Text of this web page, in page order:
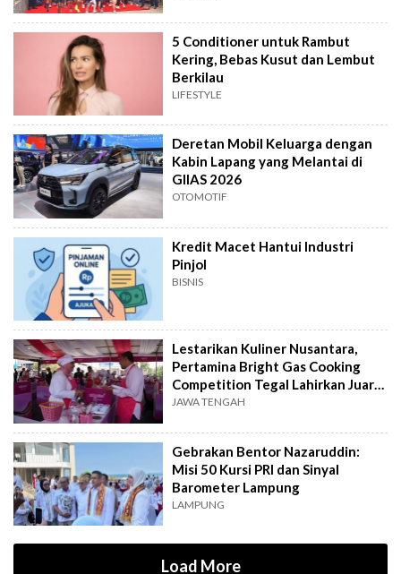
5 Conditioner untuk Rambut
Kering, Bebas Kusut dan Lembut
Berkilau
LIFESTYLE
Deretan Mobil Keluarga dengan
Kabin Lapang yang Melantai di
GIIAS 2026
OTOMOTIF
Kredit Macet Hantui Industri
Pinjol
BISNIS
Lestarikan Kuliner Nusantara,
Pertamina Bright Gas Cooking
Competition Tegal Lahirkan Juara
Baru
JAWA TENGAH
Gebrakan Bentor Nazaruddin:
Misi 50 Kursi PRI dan Sinyal
Barometer Lampung
LAMPUNG
Load More